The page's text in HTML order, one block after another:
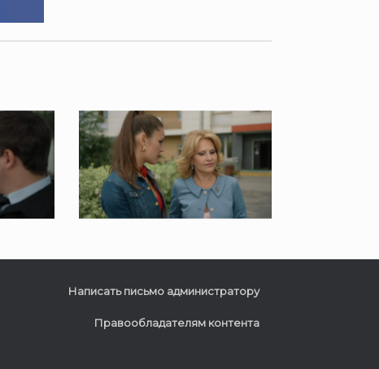
Написать письмо администратору
Правообладателям контента